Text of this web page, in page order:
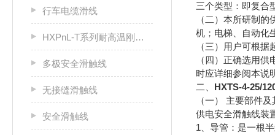
行车电缆滑线
HXPnL-T系列耐高温刚体滑触线
多极安全滑触线
无接缝滑触线
安全滑触线
三个类型：即复合
（二）本所研制
机；电梯、自动化
（三）用户可根
（四）正确选用
时应详细参阅本说
二、 HXTS-4-25/
（一） 主要部件
供电安全滑触线装
1、导管：是一根